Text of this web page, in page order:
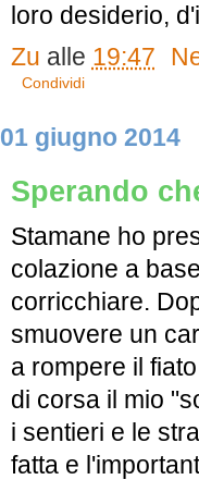
loro desiderio,
Zu alle 19:47
Condividi
01 giugno 2014
Sperando
Stamane ho
colazione a
corricchiare.
smuovere un
a rompere il
di corsa il mio
i sentieri e le
fatta e